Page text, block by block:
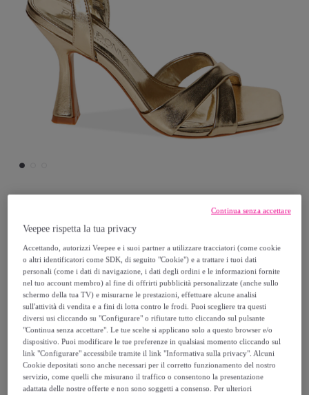
Primadonna Collection
Sandali oro laminato, tacco 9,5 cm
29,99 €
59,99 €
-50%
Venduto daPRIMADONNA COLLECTION
Veepee rispetta la tua privacy
Accettando, autorizzi Veepee e i suoi partner a utilizzare tracciatori (come cookie
o altri identificatori come SDK, di seguito "Cookie") e a trattare i tuoi dati
personali (come i dati di navigazione, i dati degli ordini e le informazioni fornite
nel tuo account membro) al fine di offrirti pubblicità personalizzate (anche sullo
schermo della tua TV) e misurarne le prestazioni, effettuare alcune analisi
sull'attività di vendita e a fini di lotta contro le frodi. Puoi scegliere tra questi
diversi usi cliccando su "Configurare" o rifiutare tutto cliccando sul pulsante
"Continua senza accettare". Le tue scelte si applicano solo a questo browser e/o
dispositivo. Puoi modificare le tue preferenze in qualsiasi momento cliccando sul
link "Configurare" accessibile tramite il link "Informativa sulla privacy". Alcuni
Cookie depositati sono anche necessari per il corretto funzionamento del nostro
servizio, come quelli che misurano il traffico o consentono la presentazione
adattata delle nostre offerte e non sono soggetti a consenso. Per ulteriori
Continua senza accettare